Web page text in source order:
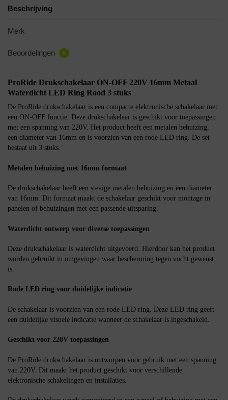
Beschrijving
Merk
Beoordelingen 0
ProRide Drukschakelaar ON-OFF 220V 16mm Metaal
Waterdicht LED Ring Rood 3 stuks
De ProRide drukschakelaar is een compacte elektronische schakelaar met
een ON-OFF functie. Deze drukschakelaar is geschikt voor toepassingen
met een spanning van 220V. Het product heeft een metalen behuizing,
een diameter van 16mm en is voorzien van een rode LED ring. De set
bestaat uit 3 stuks.
Metalen behuizing met 16mm formaat
De drukschakelaar heeft een stevige metalen behuizing en een diameter
van 16mm. Dit formaat maakt de schakelaar geschikt voor montage in
panelen of behuizingen met een passende uitsparing.
Waterdicht ontwerp voor diverse toepassingen
Deze drukschakelaar is waterdicht uitgevoerd. Hierdoor kan het product
worden gebruikt in omgevingen waar bescherming tegen vocht gewenst
is.
Rode LED ring voor duidelijke indicatie
De schakelaar is voorzien van een rode LED ring. Deze LED ring geeft
een duidelijke visuele indicatie wanneer de schakelaar is ingeschakeld.
Geschikt voor 220V toepassingen
De ProRide drukschakelaar is ontworpen voor gebruik met een spanning
van 220V. Dit maakt het product geschikt voor verschillende
elektronische schakelingen en installaties.